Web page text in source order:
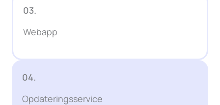
03.
Webapp
04.
Opdateringsservice